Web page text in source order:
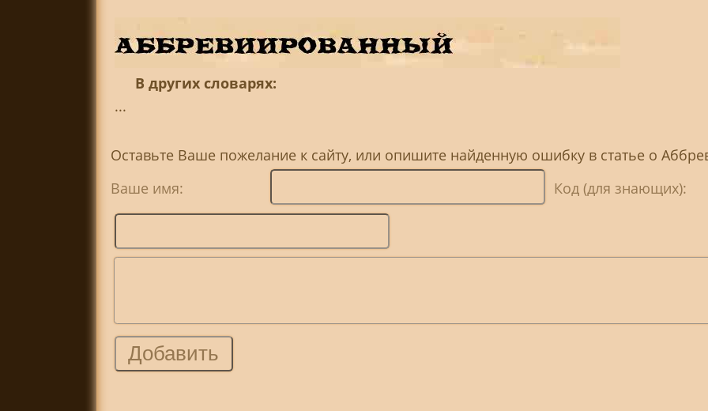
В других словарях:
...
Оставьте Ваше пожелание к сайту, или опишите найденную ошибку в статье о
Ваше имя:
Код (для знающих):